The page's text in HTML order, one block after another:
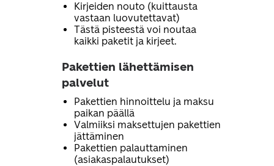
Kirjeiden nouto (kuittausta
vastaan luovutettavat)
Tästä pisteestä voi noutaa
kaikki paketit ja kirjeet.
Pakettien lähettämisen
palvelut
Pakettien hinnoittelu ja maksu
paikan päällä
Valmiiksi maksettujen pakettien
jättäminen
Pakettien palauttaminen
(asiakaspalautukset)